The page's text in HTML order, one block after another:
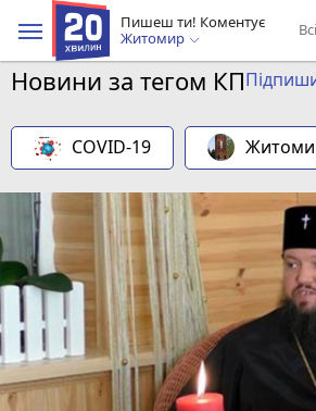
Пишеш ти! Коментує
Житомир
Новини за тегом КП
COVID-19